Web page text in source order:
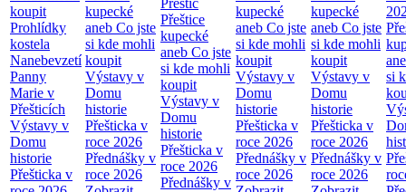
koupit
Prohlídky
kostela
Nanebevzetí
Panny
Marie v
Přešticích
Výstavy v
Domu
historie
Přešticka v
kupecké
aneb Co jste
si kde mohli
koupit
Výstavy v
Domu
historie
Přešticka v
roce 2026
Přednášky v
roce 2026
Přeštice
kupecké
aneb Co jste
si kde mohli
koupit
Výstavy v
Domu
historie
Přešticka v
roce 2026
Přednášky v
kupecké
aneb Co jste
si kde mohli
koupit
Výstavy v
Domu
historie
Přešticka v
roce 2026
Přednášky v
roce 2026
kupecké
aneb Co jste
si kde mohli
koupit
Výstavy v
Domu
historie
Přešticka v
roce 2026
Přednášky v
roce 2026
si